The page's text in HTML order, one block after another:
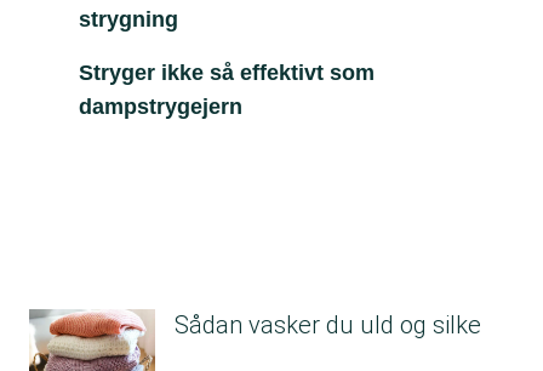
strygning
Stryger ikke så effektivt som
dampstrygejern
Sådan vasker du uld og silke